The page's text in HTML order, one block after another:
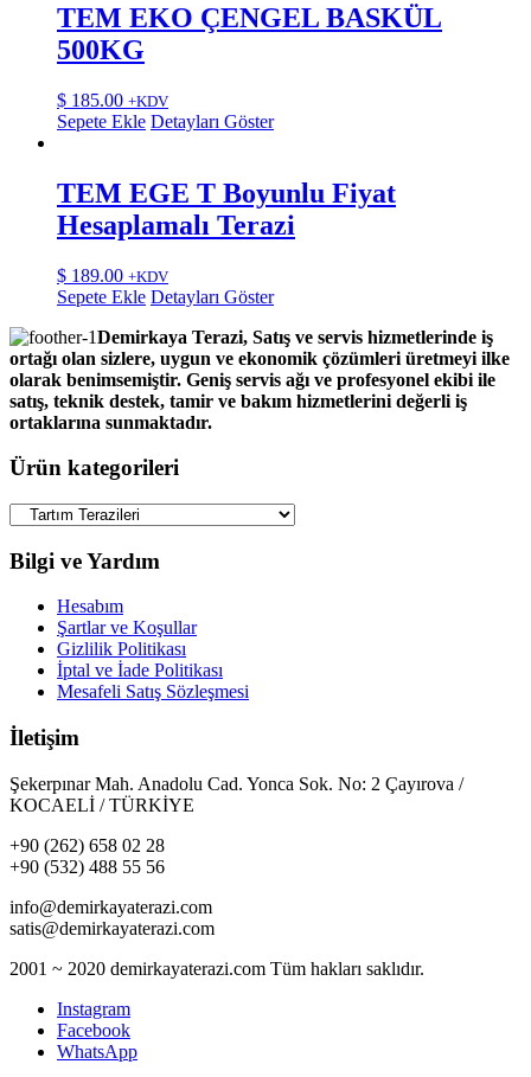
TEM EKO ÇENGEL BASKÜL
500KG
$ 185.00 +KDV
Sepete Ekle Detayları Göster
TEM EGE T Boyunlu Fiyat
Hesaplamalı Terazi
$ 189.00 +KDV
Sepete Ekle Detayları Göster
Demirkaya Terazi, Satış ve servis hizmetlerinde iş
ortağı olan sizlere, uygun ve ekonomik çözümleri üretmeyi ilke
olarak benimsemiştir. Geniş servis ağı ve profesyonel ekibi ile
satış, teknik destek, tamir ve bakım hizmetlerini değerli iş
ortaklarına sunmaktadır.
Ürün kategorileri
Bilgi ve Yardım
Hesabım
Şartlar ve Koşullar
Gizlilik Politikası
İptal ve İade Politikası
Mesafeli Satış Sözleşmesi
İletişim
Şekerpınar Mah. Anadolu Cad. Yonca Sok. No: 2 Çayırova /
KOCAELİ / TÜRKİYE
+90 (262) 658 02 28
+90 (532) 488 55 56
info@demirkayaterazi.com
satis@demirkayaterazi.com
2001 ~ 2020 demirkayaterazi.com Tüm hakları saklıdır.
Instagram
Facebook
WhatsApp